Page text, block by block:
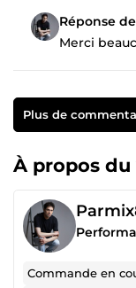
Réponse
Merci
Plus de
À propos
Commande en